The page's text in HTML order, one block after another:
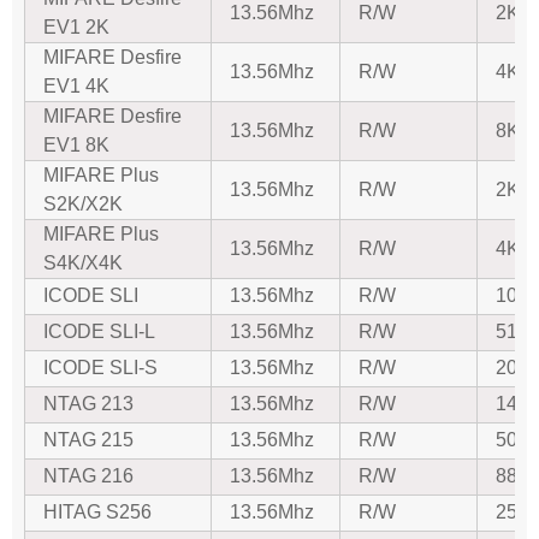
EV1 2K
13.56Mhz R/W 2K
MIFARE Desfire
EV1 4K
13.56Mhz R/W 4K
MIFARE Desfire
EV1 8K
13.56Mhz R/W 8K
MIFARE Plus
S2K/X2K
13.56Mhz R/W 2K
MIFARE Plus
S4K/X4K
13.56Mhz R/W 4K
ICODE SLI 13.56Mhz R/W
ICODE SLI-L
13.56Mhz R/W
512
ICODE SLI-S
13.56Mhz R/W
NTAG 213
13.56Mhz R/W
144
NTAG 215
13.56Mhz R/W
504
NTAG 216
13.56Mhz R/W
888
HITAG S256
13.56Mhz R/W
256